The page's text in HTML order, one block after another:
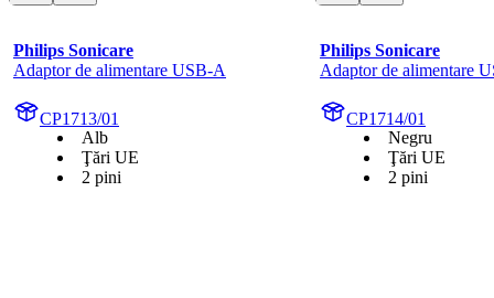
Philips Sonicare
Adaptor de alimentare USB-A
CP1713/01
Alb
Ţări UE
2 pini
Philips Sonicare
Adaptor de alimentare
CP1714/01
Negru
Ţări UE
2 pini